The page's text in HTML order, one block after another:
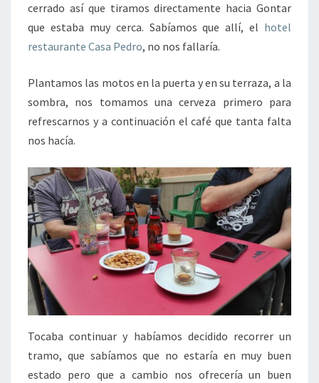
cerrado así que tiramos directamente hacia Gontar
que estaba muy cerca. Sabíamos que allí, el hotel
restaurante Casa Pedro, no nos fallaría.
Plantamos las motos en la puerta y en su terraza, a la
sombra, nos tomamos una cerveza primero para
refrescarnos y a continuación el café que tanta falta
nos hacía.
Tocaba continuar y habíamos decidido recorrer un
tramo, que sabíamos que no estaría en muy buen
estado pero que a cambio nos ofrecería un buen